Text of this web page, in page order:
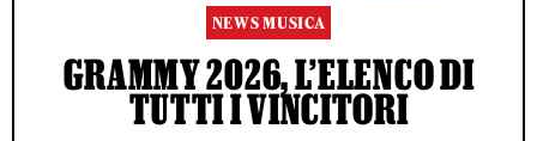
NEWS MUSICA
GRAMMY 2026, L’ELENCO DI
TUTTI I VINCITORI